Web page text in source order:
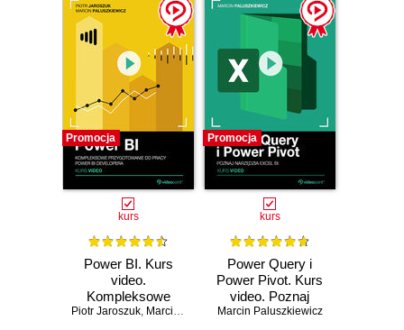
Promocja
kurs
Power BI. Kurs
video.
Kompleksowe
przygotowanie do
Piotr Jaroszuk, Marcin Paluszkiewicz
Promocja
kurs
Power Query i
Power Pivot. Kurs
video. Poznaj
narzędzia Excel BI
Marcin Paluszkiewicz